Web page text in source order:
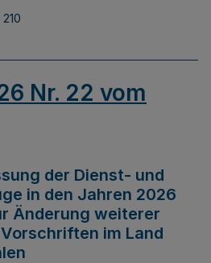
210
Nr. 22 vom
der Dienst- und
in den Jahren 2026
Änderung weiterer
im Land